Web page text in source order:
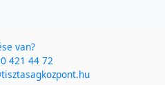
van?
421 44 72